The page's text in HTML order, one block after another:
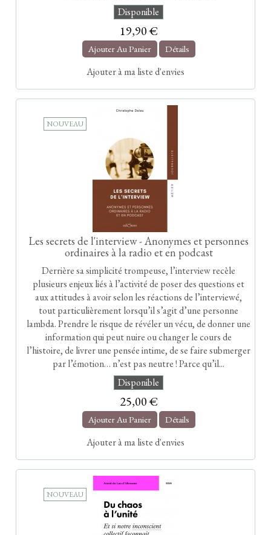
Disponible
19,90 €
Ajouter Au Panier Détails
Ajouter à ma liste d'envies
NOUVEAU
Les secrets de l'interview - Anonymes et personnes
ordinaires à la radio et en podcast
Derrière sa simplicité trompeuse, l’interview recèle
plusieurs enjeux liés à l’activité de poser des questions et
aux attitudes à avoir selon les réactions de l’interviewé,
tout particulièrement lorsqu’il s’agit d’une personne
lambda. Prendre le risque de révéler un vécu, de donner une
information qui peut nuire ou changer le cours de
l’histoire, de livrer une pensée intime, de se faire submerger
par l’émotion… n’est pas neutre ! Parce qu’il...
Disponible
25,00 €
Ajouter Au Panier Détails
Ajouter à ma liste d'envies
NOUVEAU